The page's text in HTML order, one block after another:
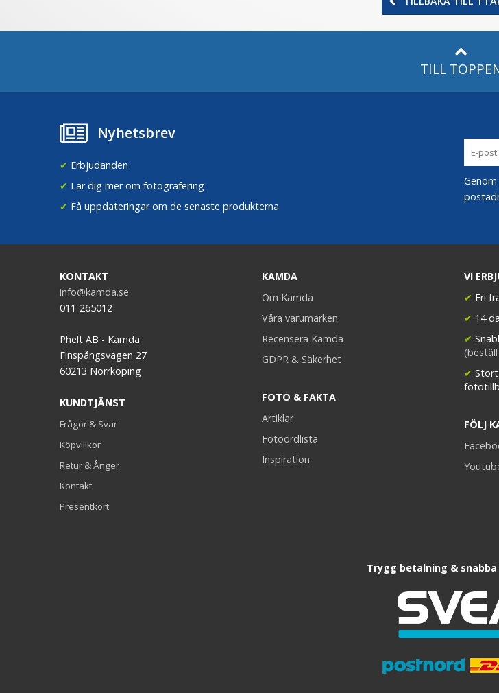
TILL
Nyhetsbrev
✔ Erbjudanden
✔ Lär dig mer om fotografering
✔ Få uppdateringar om de senaste produkterna
KONTAKT
info@kamda.se
011-265012
Phelt AB - Kamda
Finspångsvägen 27
60213 Norrköping
KUNDTJÄNST
Frågor & Svar
Köpvillkor
Retur & Ånger
Kontakt
Presentkort
KAMDA
Om Kamda
Våra varumärken
Recensera Kamda
GDPR & Säkerhet
FOTO & FAKTA
Artiklar
Fotoordlista
Inspiration
VI
✔ Fri
✔ 14
✔
✔
FÖLJ
Trygg betalning &